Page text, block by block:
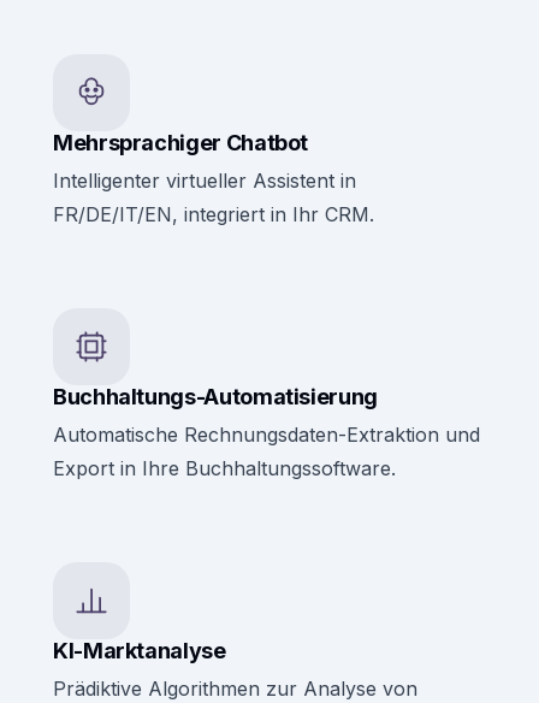
Mehrsprachiger Chatbot
Intelligenter virtueller Assistent in
FR/DE/IT/EN, integriert in Ihr CRM.
Buchhaltungs-Automatisierung
Automatische Rechnungsdaten-Extraktion und
Export in Ihre Buchhaltungssoftware.
KI-Marktanalyse
Prädiktive Algorithmen zur Analyse von